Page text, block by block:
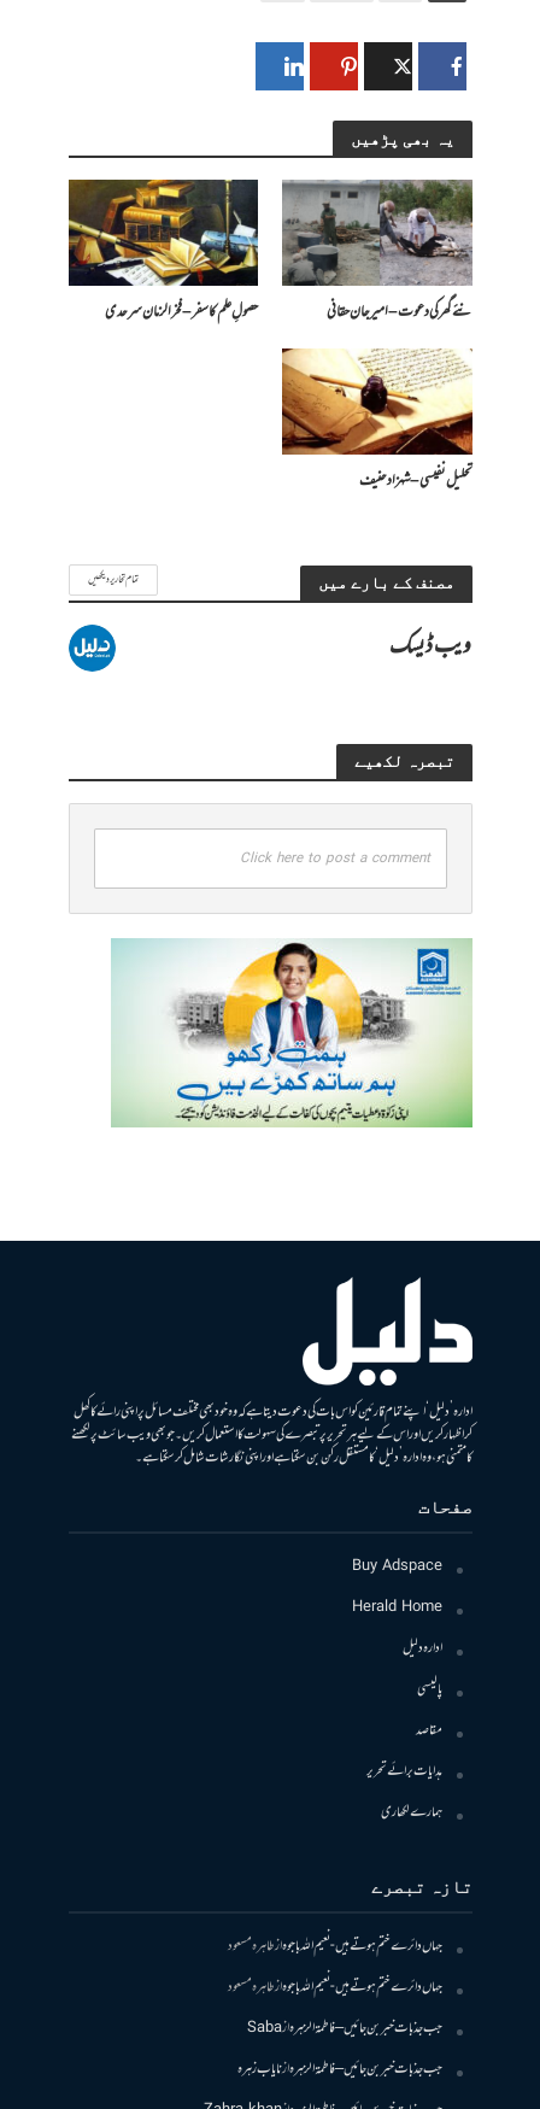
یہ بھی پڑھیں
نئے گھر کی دعوت – امیرجان حقانی حصولِ علم کا سفر – فخرالزمان سرحدی
تحلیل نفیسی – شہزاد حنیف
مصنف کے بارے میں تمام تحاریر دیکھیں
ویب ڈیسک
تبصرہ لکھیے
Click here to post a comment
ادارہ ’دلیل‘ اپنے تمام قارئین کو اس بات کی دعوت دیتا ہے کہ وہ خود بھی مختلف مسائل پر اپنی رائے کا کھل
کر اظہار کریں اور اس کے لیے ہر تحریر پر تبصرے کی سہولت کا استعمال کریں۔ جو بھی ویب سائٹ پر لکھنے
کا متمنی ہو، وہ ادارہ ’دلیل‘ کا مستقل رکن بن سکتا ہے اور اپنی نگارشات شامل کرسکتا ہے۔
صفحات
Buy Adspace
Herald Home
ادارہ دلیل
پالیسی
مقاصد
ہدایات برائے تحریر
ہمارے لکھاری
تازہ تبصرے
جہاں دائرے ختم ہوتے ہیں- نعیم اللہ باجوہازطاہرہ مسعود
جہاں دائرے ختم ہوتے ہیں- نعیم اللہ باجوہازطاہرہ مسعود
جب جذبات خبر بن جائیں – فاطمۃالزہرہازSaba
جب جذبات خبر بن جائیں – فاطمۃالزہرہازنایاب زہرہ